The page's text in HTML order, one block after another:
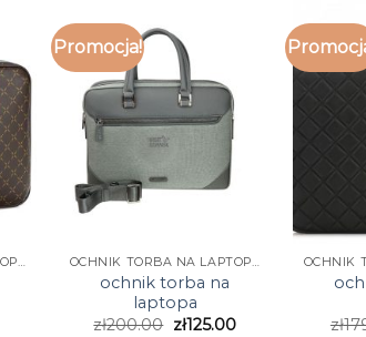
OCHNIK TORBA NA LAPTOPA
Promocja!
OCHNIK TORBA NA LAPTOPA
ochnik torba na
laptopa
zł200.00 zł125.00
zł